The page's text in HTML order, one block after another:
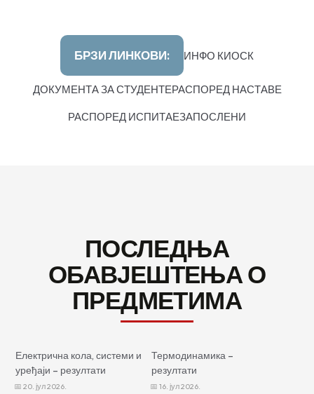
БРЗИ ЛИНКОВИ: ИНФО КИОСК
ДОКУМЕНТА ЗА СТУДЕНТЕРАСПОРЕД НАСТАВЕ
РАСПОРЕД ИСПИТАЕЗАПОСЛЕНИ
ПОСЛЕДЊА
ОБАВЈЕШТЕЊА О
ПРЕДМЕТИМА
Електрична кола, системи и
уређаји – резултати
20. јул 2026.
Термодинамика –
резултати
16. јул 2026.